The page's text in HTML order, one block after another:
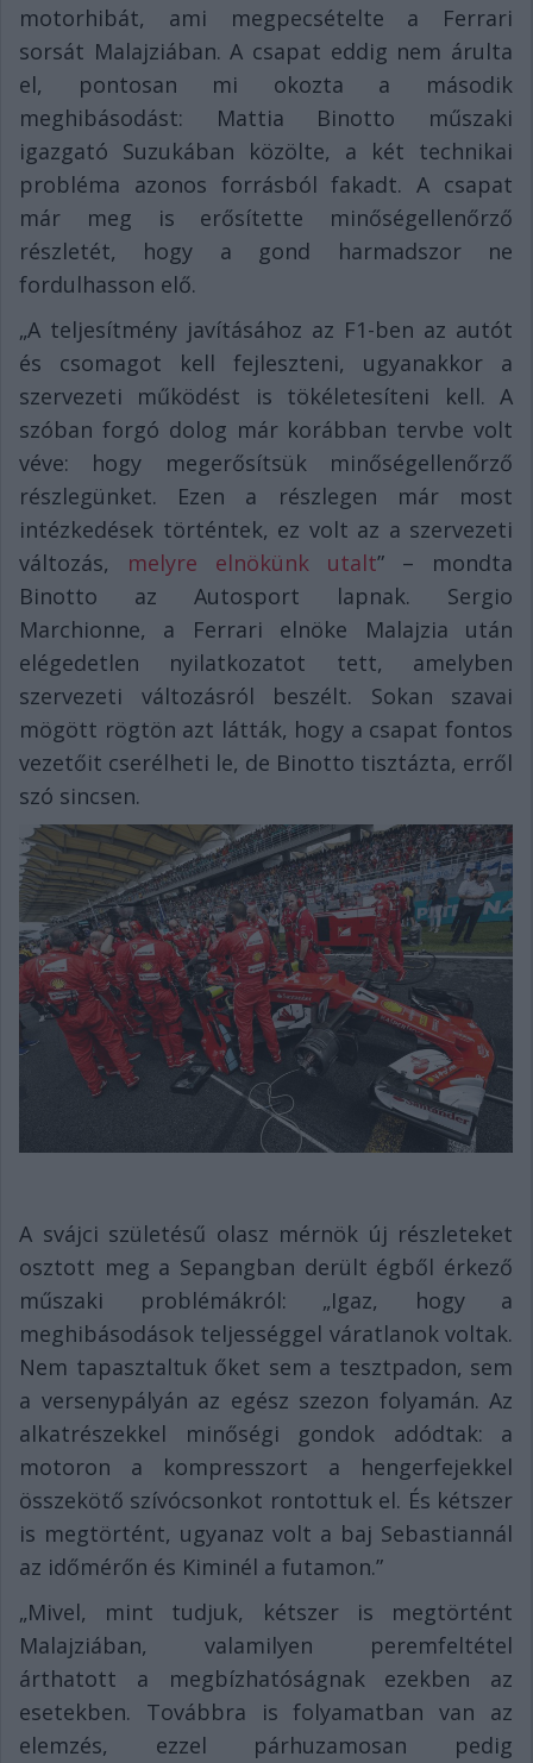
motorhibát, ami megpecsételte a Ferrari
sorsát Malajziában. A csapat eddig nem árulta
el, pontosan mi okozta a második
meghibásodást: Mattia Binotto műszaki
igazgató Suzukában közölte, a két technikai
probléma azonos forrásból fakadt. A csapat
már meg is erősítette minőségellenőrző
részletét, hogy a gond harmadszor ne
fordulhasson elő.
„A teljesítmény javításához az F1-ben az autót
és csomagot kell fejleszteni, ugyanakkor a
szervezeti működést is tökéletesíteni kell. A
szóban forgó dolog már korábban tervbe volt
véve: hogy megerősítsük minőségellenőrző
részlegünket. Ezen a részlegen már most
intézkedések történtek, ez volt az a szervezeti
változás, melyre elnökünk utalt” – mondta
Binotto az Autosport lapnak. Sergio
Marchionne, a Ferrari elnöke Malajzia után
elégedetlen nyilatkozatot tett, amelyben
szervezeti változásról beszélt. Sokan szavai
mögött rögtön azt látták, hogy a csapat fontos
vezetőit cserélheti le, de Binotto tisztázta, erről
szó sincsen.
A svájci születésű olasz mérnök új részleteket
osztott meg a Sepangban derült égből érkező
műszaki problémákról: „Igaz, hogy a
meghibásodások teljességgel váratlanok voltak.
Nem tapasztaltuk őket sem a tesztpadon, sem
a versenypályán az egész szezon folyamán. Az
alkatrészekkel minőségi gondok adódtak: a
motoron a kompresszort a hengerfejekkel
összekötő szívócsonkot rontottuk el. És kétszer
is megtörtént, ugyanaz volt a baj Sebastiannál
az időmérőn és Kiminél a futamon.”
„Mivel, mint tudjuk, kétszer is megtörtént
Malajziában, valamilyen peremfeltétel
árthatott a megbízhatóságnak ezekben az
esetekben. Továbbra is folyamatban van az
elemzés, ezzel párhuzamosan pedig